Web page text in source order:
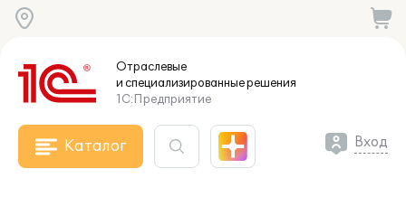
Отраслевые
и специализированныерешения
1С:Предприятие
Каталог Вход